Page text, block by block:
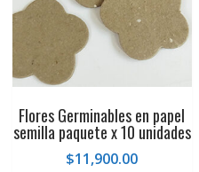
Flores Germinables en papel
semilla paquete x 10 unidades
$11,900.00